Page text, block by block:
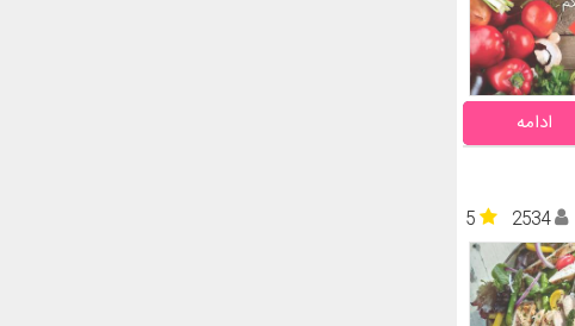
ادامه
5
2534